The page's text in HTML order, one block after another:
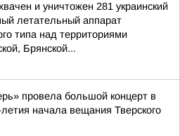
и уничтожен 281 украинский
летательный аппарат
типа над территориями
Брянской...
провела большой концерт в
начала вещания Тверского